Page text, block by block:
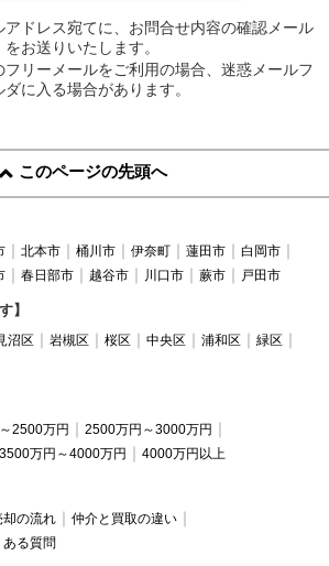
ドレス宛てに、お問合せ内容の確認メール
をお送りいたします。
リーメールをご利用の場合、迷惑メールフ
ダに入る場合があります。
このページの先頭へ
北本市 桶川市 伊奈町 蓮田市
白岡市
春日部市 越谷市 川口市 蕨市 戸田市
】
沼区 岩槻区 桜区 中央区 浦和区
緑区
2500万円
2500万円～3000万円
3500万円～4000万円 4000万円以上
却の流れ
仲介と買取の違い
ある質問